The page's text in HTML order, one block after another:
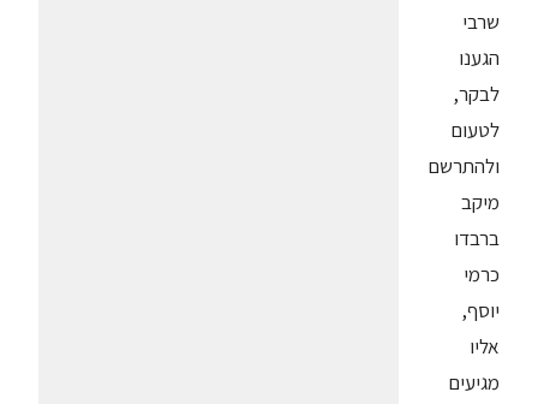
שרבי
הגענו
לבקר,
לטעום
ולהתרשם
מיקב
ברבדו
כרמי
יוסף,
אליו
מגיעים